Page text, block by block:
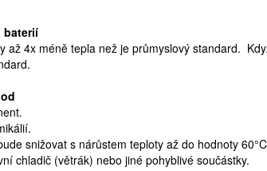
baterií
až 4x méně tepla než je průmyslový standard.
snižovat s nárůstem teploty až do hodnoty
chladič (větrák) nebo jiné pohyblivé součástky.